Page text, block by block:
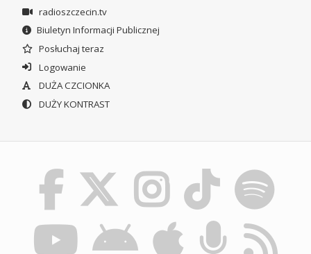
radioszczecin.tv
Biuletyn Informacji Publicznej
Posłuchaj teraz
Logowanie
DUŻA CZCIONKA
DUŻY KONTRAST